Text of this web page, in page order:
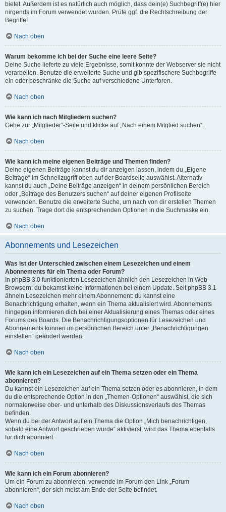
bietet. Außerdem ist es natürlich auch möglich, dass dein(e) Suchbegriff(e) hier
nirgends im Forum verwendet wurden. Prüfe ggf. die Rechtschreibung der
Begriffe!
Nach oben
Warum bekomme ich bei der Suche eine leere Seite?
Deine Suche lieferte zu viele Ergebnisse, somit konnte der Webserver sie nicht
verarbeiten. Benutze die erweiterte Suche und gib spezifischere Suchbegriffe
ein oder beschränke die Suche auf verschiedene Unterforen.
Nach oben
Wie kann ich nach Mitgliedern suchen?
Gehe zur „Mitglieder“-Seite und klicke auf „Nach einem Mitglied suchen“.
Nach oben
Wie kann ich meine eigenen Beiträge und Themen finden?
Deine eigenen Beiträge kannst du dir anzeigen lassen, indem du „Eigene
Beiträge“ im Schnellzugriff oben auf der Boardseite auswählst. Alternativ
kannst du auch „Deine Beiträge anzeigen“ in deinem persönlichen Bereich
oder „Beiträge des Benutzers suchen“ auf deiner eigenen Profilseite
verwenden. Benutze die erweiterte Suche, um nach von dir erstellen Themen
zu suchen. Trage dort die entsprechenden Optionen in die Suchmaske ein.
Nach oben
Abonnements und Lesezeichen
Was ist der Unterschied zwischen einem Lesezeichen und einem
Abonnements für ein Thema oder Forum?
In phpBB 3.0 funktionierten Lesezeichen ähnlich den Lesezeichen in Web-
Browsern: du bekamst keine Informationen bei einem Update. Seit phpBB 3.1
ähneln Lesezeichen mehr einem Abonnement: du kannst eine
Benachrichtigung erhalten, wenn ein Thema aktualisiert wird. Abonnements
hingegen informieren dich bei einer Aktualisierung eines Themas oder eines
Forums des Boards. Die Benachrichtigungsoptionen für Lesezeichen und
Abonnements können im persönlichen Bereich unter „Benachrichtigungen
einstellen“ geändert werden.
Nach oben
Wie kann ich ein Lesezeichen auf ein Thema setzen oder ein Thema
abonnieren?
Du kannst ein Lesezeichen auf ein Thema setzen oder es abonnieren, in dem
du die entsprechende Option in den „Themen-Optionen“ auswählst, die sich
normalerweise ober- und unterhalb des Diskussionsverlaufs des Themas
befinden.
Wenn du bei der Antwort auf ein Thema die Option „Mich benachrichtigen,
sobald eine Antwort geschrieben wurde“ aktivierst, wird das Thema ebenfalls
für dich abonniert.
Nach oben
Wie kann ich ein Forum abonnieren?
Um ein Forum zu abonnieren, verwende im Forum den Link „Forum
abonnieren“, der sich meist am Ende der Seite befindet.
Nach oben